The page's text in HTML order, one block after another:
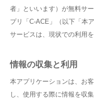
者」といいます）が無料サ
プリ「C-ACE」（以下「本
サービスは、現状での利用
情報の収集と利用
本アプリケーションは、お
し、使用する際に情報を収